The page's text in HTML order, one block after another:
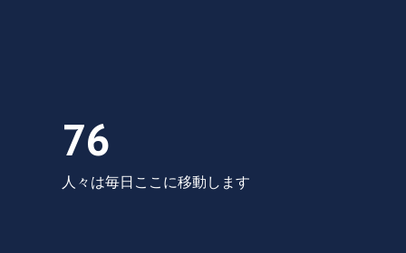
76
人々は毎日ここに移動します
毎日76人がここに移動します